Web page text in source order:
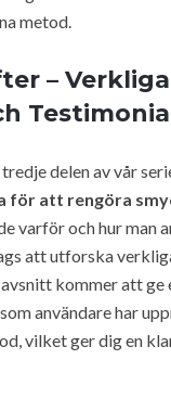
metod.
– Verkliga
delen av vår
för att rengöra
varför och hur man
att utforska
kommer att ge
användare har
vilket ger dig en